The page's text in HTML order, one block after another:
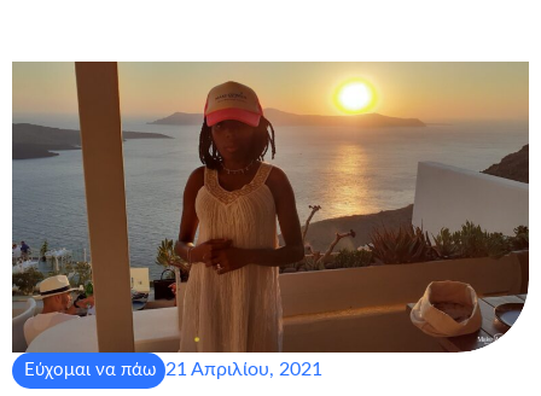
Εύχομαι να πάω 21 Απριλίου, 2021